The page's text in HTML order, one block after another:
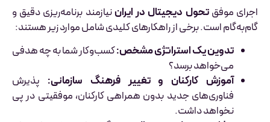
اجرای موفقتحول دیجیتال در ایراننیازمند برنامه‌ریزی دقیق و
گام‌به‌گام است. برخی از راهکارهای کلیدی شامل موارد زیر هستند:
تدوین یک استراتژی مشخص:کسب‌وکار شما به چه هدفی
می‌خواهد برسد؟
آموزش کارکنان و تغییر فرهنگ سازمانی:پذیرش
فناوری‌های جدید بدون همراهی کارکنان، موفقیتی در پی
نخواهد داشت.